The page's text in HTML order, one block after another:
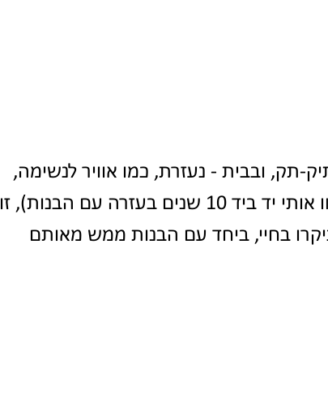
תק, ובבית - נעזרת, כמו אוויר לנשימה,
בשושי ומוני (המטפלת ובעלה, שליוו אותי יד ביד 10 שנים בעזרה עם הבנות), זו
בחיי, ביחד עם הבנות ממש מאותם